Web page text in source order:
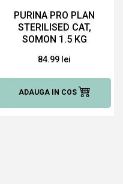
PURINA PRO PLAN
STERILISED CAT,
SOMON 1.5 KG
PENTRU PISICI
84.99 lei
ADAUGA IN COS